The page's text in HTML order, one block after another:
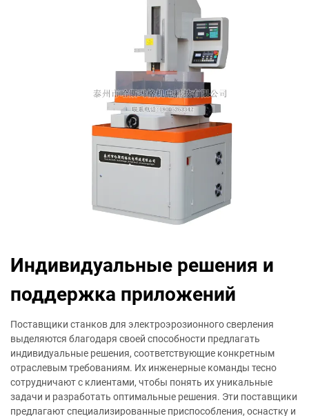
Индивидуальные решения и
поддержка приложений
Поставщики станков для электроэрозионного сверления
выделяются благодаря своей способности предлагать
индивидуальные решения, соответствующие конкретным
отраслевым требованиям. Их инженерные команды тесно
сотрудничают с клиентами, чтобы понять их уникальные
задачи и разработать оптимальные решения. Эти поставщики
предлагают специализированные приспособления, оснастку и